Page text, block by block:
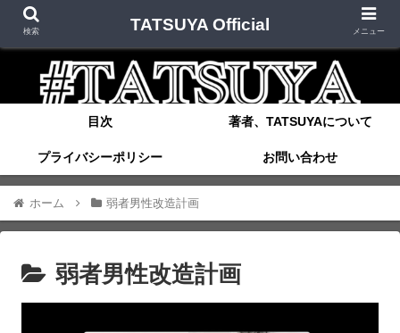
目次 著者、TATSUYAについて
プライバシーポリシー お問い合わせ
ホーム 弱者男性改造計画
弱者男性改造計画
検索 TATSUYA Official メニュー